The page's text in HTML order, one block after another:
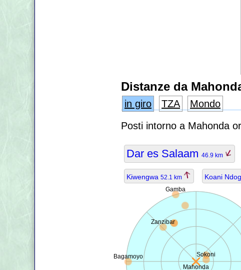
Distanze da
in giro TZA
Mondo
Posti intorno a Mahonda
Dar es Salaam 46.9 km
Kiwengwa 52.1 km Koani
Mahonda
Zanzibar
Bagamoyo Sokoni
Gamba